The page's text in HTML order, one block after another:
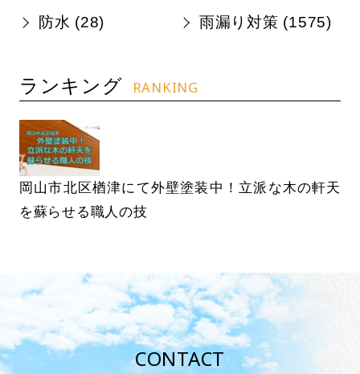
防水 (28) 雨漏り対策 (1575)
ランキング RANKING
岡山市北区楢津にて外壁塗装中！立派な木の軒天
を蘇らせる職人の技
CONTACT